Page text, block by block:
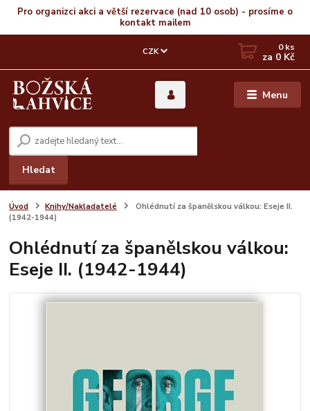
Pro organizci akci a větší rezervace (nad 10 osob) - prosíme o
kontakt mailem
Menu
CZK
Hledat
0ks
za 0 Kč
Úvod Knihy/Nakladatelé
Ohlédnutí za španělskou válkou: Eseje II.
(1942-1944)
Ohlédnutí za španělskou válkou:
Eseje II. (1942-1944)